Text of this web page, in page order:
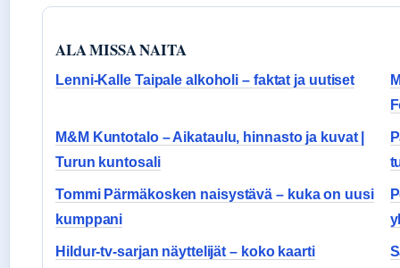
ALA MISSA NAITA
Lenni-Kalle Taipale alkoholi – faktat ja uutiset
M&M Kuntotalo – Aikataulu, hinnasto ja kuvat |
Turun kuntosali
Tommi Pärmäkosken naisystävä – kuka on uusi
kumppani
Hildur-tv-sarjan näyttelijät – koko kaarti